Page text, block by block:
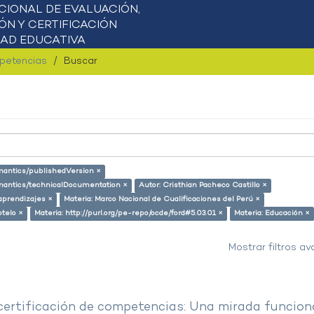
Buscar
publishedVersion ×
technicalDocumentation ×
Autor: Cristhian Pacheco Castillo ×
×
Materia: Marco Nacional de Cualificaciones del Perú ×
×
Materia: http://purl.org/pe-repo/ocde/ford#5.03.01 × Materia: Educación ×
Mostrar filtros
de competencias: Una mirada